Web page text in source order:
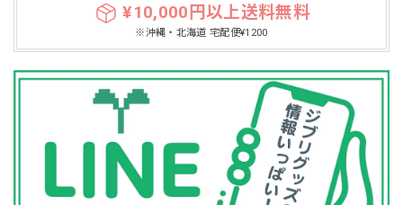
¥10,000円以上送料無料
※沖縄・北海道 宅配便¥1200